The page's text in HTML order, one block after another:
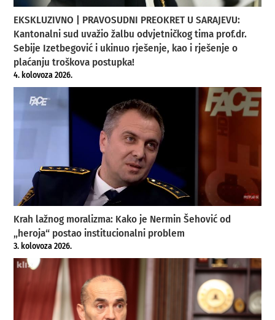
EKSKLUZIVNO | PRAVOSUDNI PREOKRET U SARAJEVU:
Kantonalni sud uvažio žalbu odvjetničkog tima prof.dr.
Sebije Izetbegović i ukinuo rješenje, kao i rješenje o
plaćanju troškova postupka!
4. kolovoza 2026.
Krah lažnog moralizma: Kako je Nermin Šehović od
„heroja“ postao institucionalni problem
3. kolovoza 2026.